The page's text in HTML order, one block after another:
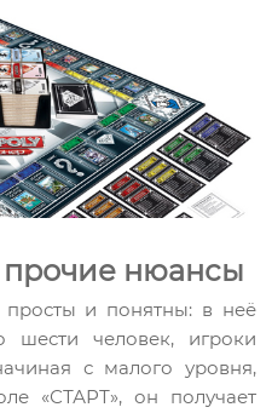
нюансы
и понятны: в неё
шести человек, игроки
с малого уровня,
«СТАРТ», он получает